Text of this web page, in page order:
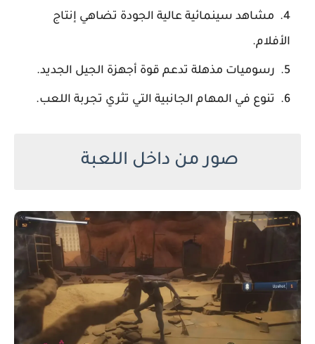
مشاهد سينمائية عالية الجودة تضاهي إنتاج
الأفلام.
رسوميات مذهلة تدعم قوة أجهزة الجيل الجديد.
تنوع في المهام الجانبية التي تثري تجربة اللعب.
صور من داخل اللعبة